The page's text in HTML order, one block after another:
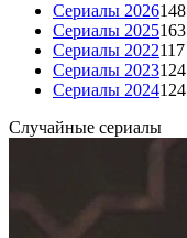
Сериалы 2026148
Сериалы 2025163
Сериалы 2022117
Сериалы 2023124
Сериалы 2024124
Случайные сериалы